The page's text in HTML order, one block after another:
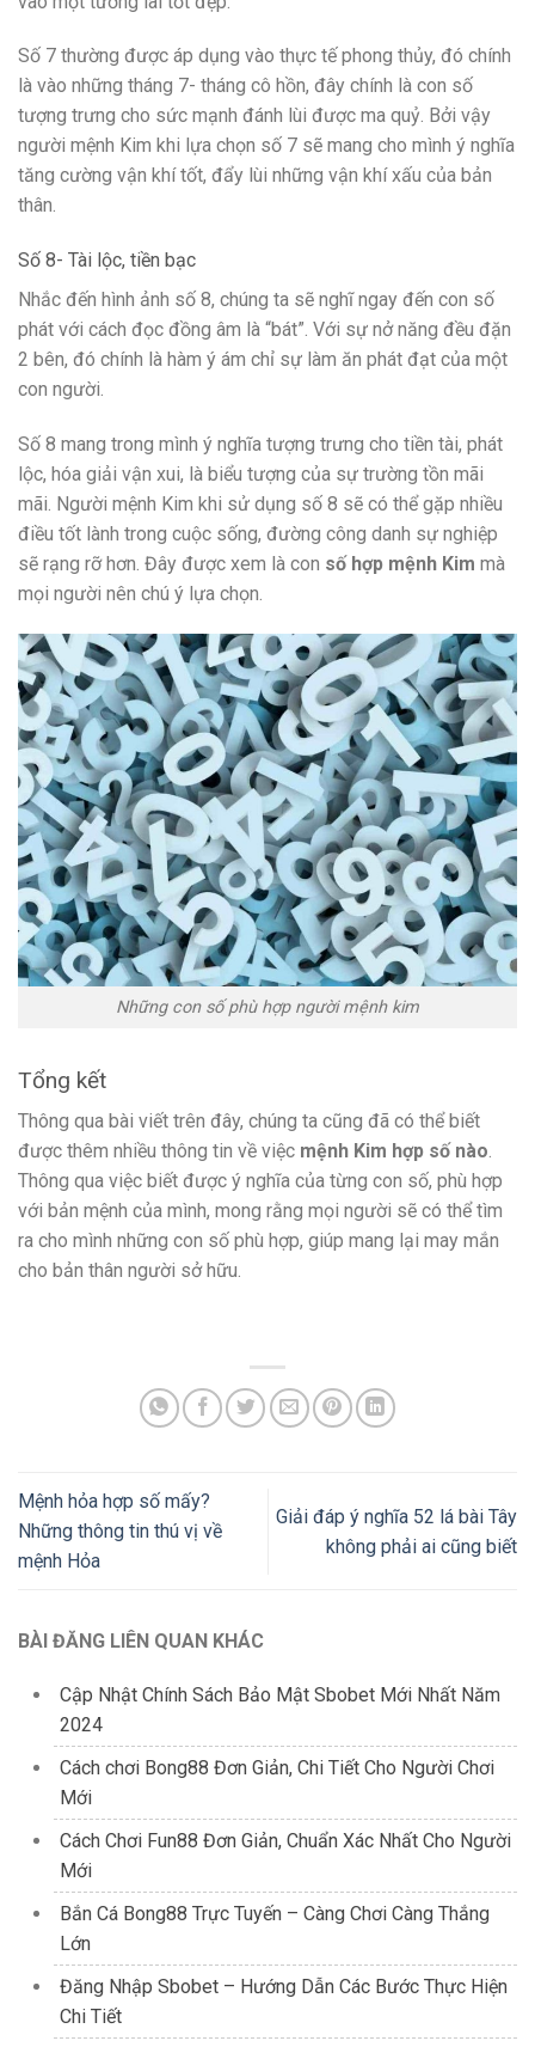
Số 7 thường được áp dụng vào thực tế phong thủy, đó chính
là vào những tháng 7- tháng cô hồn, đây chính là con số
tượng trưng cho sức mạnh đánh lùi được ma quỷ. Bởi vậy
người mệnh Kim khi lựa chọn số 7 sẽ mang cho mình ý nghĩa
tăng cường vận khí tốt, đẩy lùi những vận khí xấu của bản
thân.
Số 8- Tài lộc, tiền bạc
Nhắc đến hình ảnh số 8, chúng ta sẽ nghĩ ngay đến con số
phát với cách đọc đồng âm là “bát”. Với sự nở năng đều đặn
2 bên, đó chính là hàm ý ám chỉ sự làm ăn phát đạt của một
con người.
Số 8 mang trong mình ý nghĩa tượng trưng cho tiền tài, phát
lộc, hóa giải vận xui, là biểu tượng của sự trường tồn mãi
mãi. Người mệnh Kim khi sử dụng số 8 sẽ có thể gặp nhiều
điều tốt lành trong cuộc sống, đường công danh sự nghiệp
sẽ rạng rỡ hơn. Đây được xem là con số hợp mệnh Kim mà
mọi người nên chú ý lựa chọn.
Những con số phù hợp người mệnh kim
Tổng kết
Thông qua bài viết trên đây, chúng ta cũng đã có thể biết
được thêm nhiều thông tin về việc mệnh Kim hợp số nào.
Thông qua việc biết được ý nghĩa của từng con số, phù hợp
với bản mệnh của mình, mong rằng mọi người sẽ có thể tìm
ra cho mình những con số phù hợp, giúp mang lại may mắn
cho bản thân người sở hữu.
Mệnh hỏa hợp số mấy?
Những thông tin thú vị về
mệnh Hỏa
Giải đáp ý nghĩa 52 lá bài Tây
không phải ai cũng biết
BÀI ĐĂNG LIÊN QUAN KHÁC
Cập Nhật Chính Sách Bảo Mật Sbobet Mới Nhất Năm
2024
Cách chơi Bong88 Đơn Giản, Chi Tiết Cho Người Chơi
Mới
Cách Chơi Fun88 Đơn Giản, Chuẩn Xác Nhất Cho Người
Mới
Bắn Cá Bong88 Trực Tuyến – Càng Chơi Càng Thắng
Lớn
Đăng Nhập Sbobet – Hướng Dẫn Các Bước Thực Hiện
Chi Tiết